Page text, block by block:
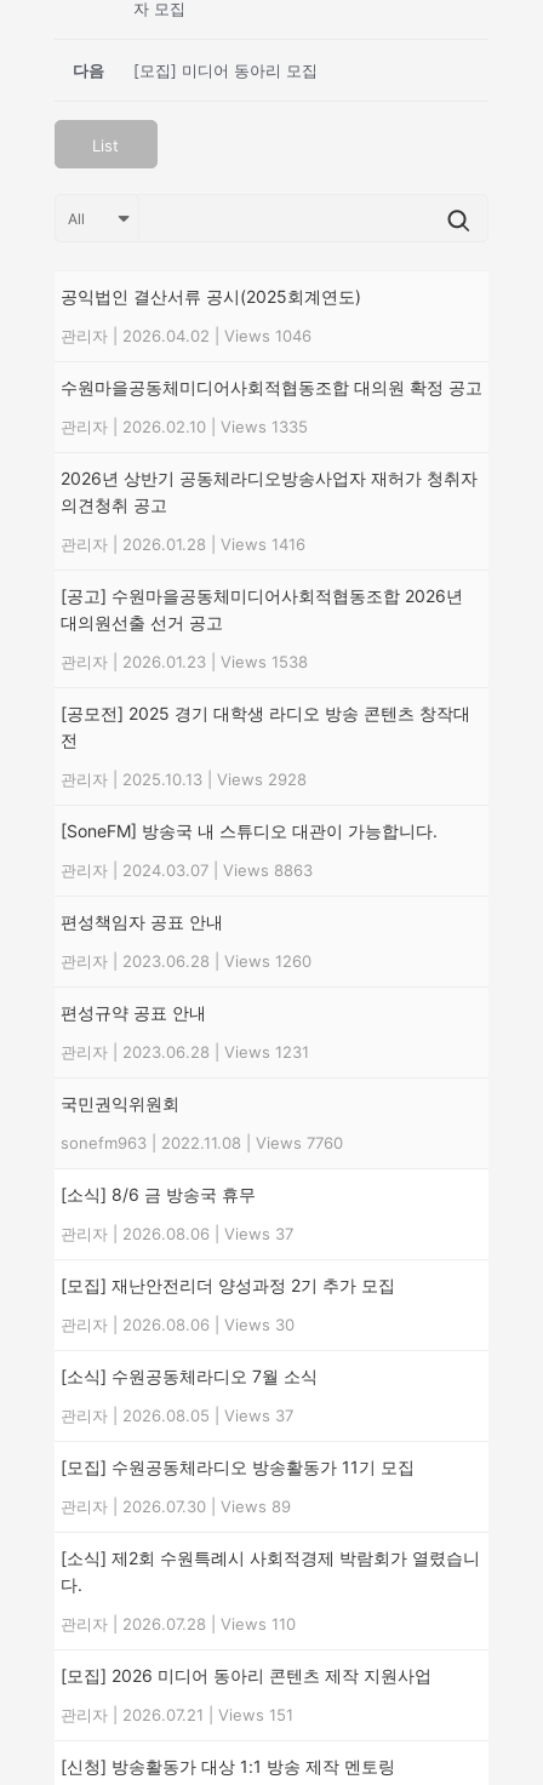
자 모집
[모집] 미디어 동아리 모집
다음
List
공익법인 결산서류 공시(2025회계연도)
관리자 2026.04.02 Views 1046
수원마을공동체미디어사회적협동조합 대의원 확정 공고
관리자 2026.02.10 Views 1335
2026년 상반기 공동체라디오방송사업자 재허가 청취자
의견청취 공고
관리자 2026.01.28 Views 1416
[공고] 수원마을공동체미디어사회적협동조합 2026년
대의원선출 선거 공고
관리자 2026.01.23 Views 1538
[공모전] 2025 경기 대학생 라디오 방송 콘텐츠 창작대
전
관리자 2025.10.13 Views 2928
[SoneFM] 방송국 내 스튜디오 대관이 가능합니다.
관리자 2024.03.07 Views 8863
편성책임자 공표 안내
관리자 2023.06.28 Views 1260
편성규약 공표 안내
관리자 2023.06.28 Views 1231
국민권익위원회
sonefm963 2022.11.08 Views 7760
[소식] 8/6 금 방송국 휴무
관리자 2026.08.06 Views 37
[모집] 재난안전리더 양성과정 2기 추가 모집
관리자 2026.08.06 Views 30
[소식] 수원공동체라디오 7월 소식
관리자 2026.08.05 Views 37
[모집] 수원공동체라디오 방송활동가 11기 모집
관리자 2026.07.30 Views 89
[소식] 제2회 수원특례시 사회적경제 박람회가 열렸습니
다.
관리자 2026.07.28 Views 110
[모집] 2026 미디어 동아리 콘텐츠 제작 지원사업
관리자 2026.07.21 Views 151
[신청] 방송활동가 대상 1:1 방송 제작 멘토링